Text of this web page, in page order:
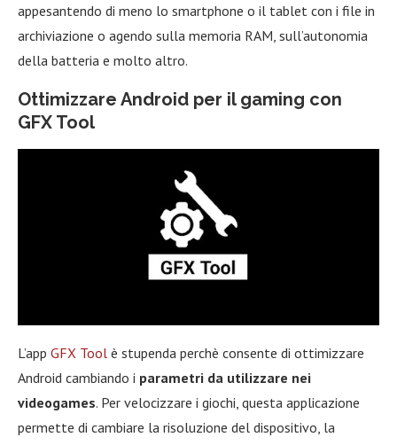
appesantendo di meno lo smartphone o il tablet con i file in
archiviazione o agendo sulla memoria RAM, sull’autonomia
della batteria e molto altro.
Ottimizzare Android per il gaming con
GFX Tool
L’app GFX Tool è stupenda perchè consente di ottimizzare
Android cambiando i parametri da utilizzare nei
videogames. Per velocizzare i giochi, questa applicazione
permette di cambiare la risoluzione del dispositivo, la